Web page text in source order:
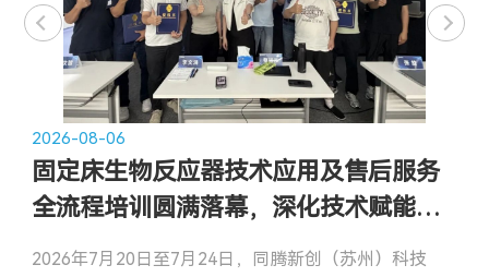
2026-08-06
固定床生物反应器技术应用及售后服务
全流程培训圆满落幕，深化技术赋能，
共筑合作基石
2026年7月20日至7月24日，同腾新创（苏州）科技